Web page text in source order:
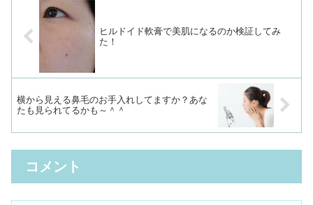
ヒルドイド軟膏で美肌になるのか検証してみ
た！
横から見える鼻毛のお手入れしてますか？あな
たも見られてるかも～＾＾
コメント